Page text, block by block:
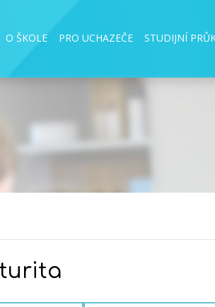
O ŠKOLE PRO UCHAZEČE STUDIJNÍ